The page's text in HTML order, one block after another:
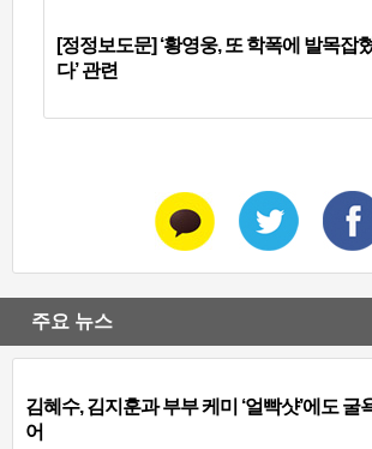
[정정보도문] ‘황영웅, 또 학폭에 발목잡
다’ 관련
주요 뉴스
김혜수, 김지훈과 부부 케미 ‘얼빡샷’에도 굴
어